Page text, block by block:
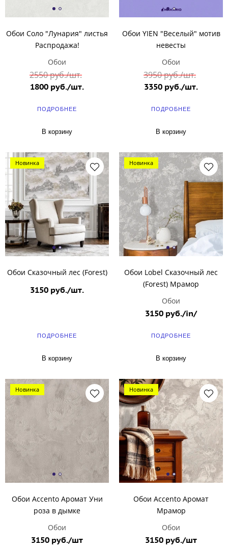
Обои Соло "Лунария" листья
Распродажа!
Обои
2550 руб./шт.
1800 руб./шт.
ПОДРОБНЕЕ
В корзину
Обои YIEN "Веселый" мотив
невесты
Обои
3950 руб./шт.
3350 руб./шт.
ПОДРОБНЕЕ
В корзину
Новинка
Обои Сказочный лес (Forest)
3150 руб./шт.
ПОДРОБНЕЕ
В корзину
Новинка
Обои Lobel Сказочный лес
(Forest) Мрамор
Обои
3150 руб./in/
ПОДРОБНЕЕ
В корзину
Новинка
Обои Accento Аромат Уни
роза в дымке
Обои
3150 руб./шт
Новинка
Обои Accentо Аромат
Мрамор
Обои
3150 руб./шт